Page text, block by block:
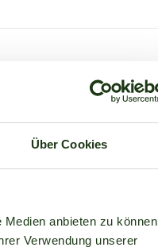
Über Cookies
anbieten zu können
Verwendung unserer